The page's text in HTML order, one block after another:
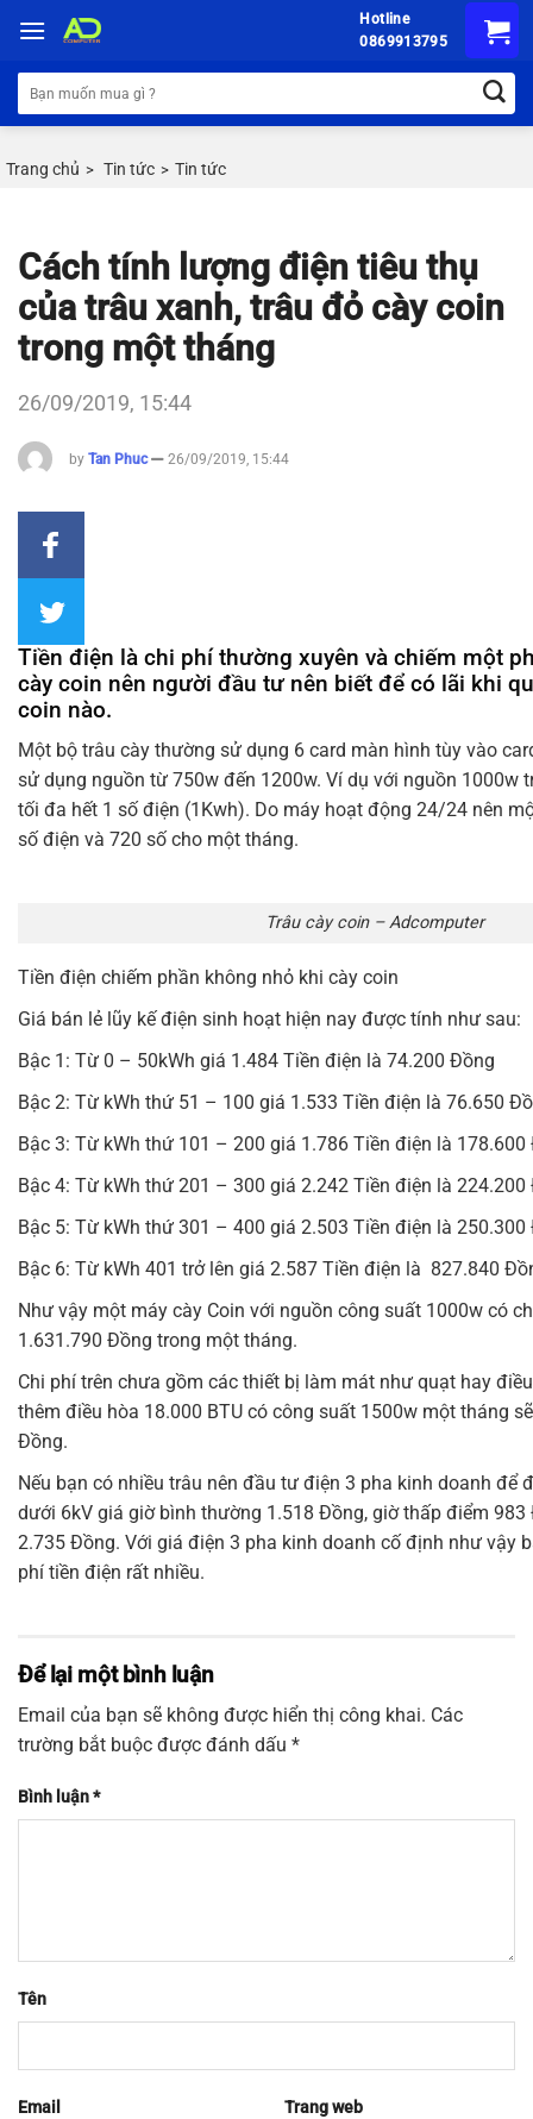
đến
nội
dung
Hotline
0869913795
Tìm
kiếm:
Trang chủ > Tin tức > Tin tức
Cách tính lượng điện tiêu thụ
của trâu xanh, trâu đỏ cày coin
trong một tháng
26/09/2019, 15:44
by Tan Phuc 26/09/2019, 15:44
Tiền điện là chi phí thường xuyên và chiếm một
cày coin nên người đầu tư nên biết để có lãi khi
coin nào.
Một bộ trâu cày thường sử dụng 6 card màn hình tùy vào
sử dụng nguồn từ 750w đến 1200w. Ví dụ với nguồn 1000w
tối đa hết 1 số điện (1Kwh). Do máy hoạt động 24/24 nên
số điện và 720 số cho một tháng.
Trâu cày coin – Adcomputer
Tiền điện chiếm phần không nhỏ khi cày coin
Giá bán lẻ lũy kế điện sinh hoạt hiện nay được tính như sau:
Bậc 1: Từ 0 – 50kWh giá 1.484 Tiền điện là 74.200 Đồng
Bậc 2: Từ kWh thứ 51 – 100 giá 1.533 Tiền điện là 76.650
Bậc 3: Từ kWh thứ 101 – 200 giá 1.786 Tiền điện là 178.600
Bậc 4: Từ kWh thứ 201 – 300 giá 2.242 Tiền điện là 224.200
Bậc 5: Từ kWh thứ 301 – 400 giá 2.503 Tiền điện là 250.300
Bậc 6: Từ kWh 401 trở lên giá 2.587 Tiền điện là 827.840
Như vậy một máy cày Coin với nguồn công suất 1000w có
1.631.790 Đồng trong một tháng.
Chi phí trên chưa gồm các thiết bị làm mát như quạt hay
thêm điều hòa 18.000 BTU có công suất 1500w một tháng
Đồng.
Nếu bạn có nhiều trâu nên đầu tư điện 3 pha kinh doanh để
dưới 6kV giá giờ bình thường 1.518 Đồng, giờ thấp điểm
2.735 Đồng. Với giá điện 3 pha kinh doanh cố định như vậy
phí tiền điện rất nhiều.
Để lại một bình luận
Email của bạn sẽ không được hiển thị công khai. Các
trường bắt buộc được đánh dấu *
Bình luận*
Tên
Email Trang web